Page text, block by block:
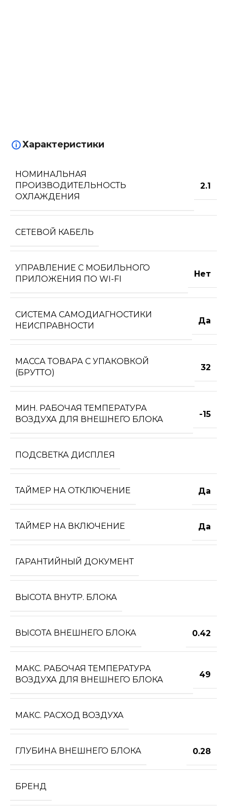
Характеристики
НОМИНАЛЬНАЯ
ПРОИЗВОДИТЕЛЬНОСТЬ
ОХЛАЖДЕНИЯ
2.1
СЕТЕВОЙ КАБЕЛЬ
УПРАВЛЕНИЕ C МОБИЛЬНОГО
ПРИЛОЖЕНИЯ ПО WI-FI
Нет
СИСТЕМА САМОДИАГНОСТИКИ
НЕИСПРАВНОСТИ
Да
МАССА ТОВАРА С УПАКОВКОЙ
(БРУТТО)
32
МИН. РАБОЧАЯ ТЕМПЕРАТУРА
ВОЗДУХА ДЛЯ ВНЕШНЕГО БЛОКА
-15
ПОДСВЕТКА ДИСПЛЕЯ
ТАЙМЕР НА ОТКЛЮЧЕНИЕ Да
ТАЙМЕР НА ВКЛЮЧЕНИЕ Да
ГАРАНТИЙНЫЙ ДОКУМЕНТ
ВЫСОТА ВНУТР. БЛОКА
ВЫСОТА ВНЕШНЕГО БЛОКА 0.42
МАКС. РАБОЧАЯ ТЕМПЕРАТУРА
ВОЗДУХА ДЛЯ ВНЕШНЕГО БЛОКА
49
МАКС. РАСХОД ВОЗДУХА
ГЛУБИНА ВНЕШНЕГО БЛОКА 0.28
БРЕНД